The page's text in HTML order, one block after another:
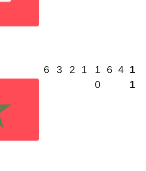
6 3 2 1
1
0
6 4
1
1